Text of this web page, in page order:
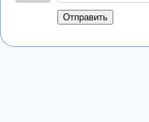
Отправить